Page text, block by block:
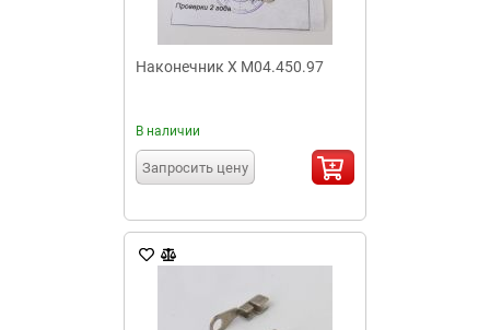
Наконечник Х М04.450.97
В наличии
Запросить цену